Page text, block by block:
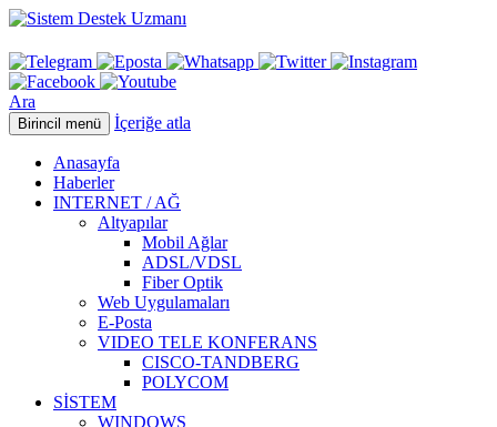
Ara
Birincil menü İçeriğe atla
Anasayfa
Haberler
INTERNET / AĞ
Altyapılar
Mobil Ağlar
ADSL/VDSL
Fiber Optik
Web Uygulamaları
E-Posta
VIDEO TELE KONFERANS
CISCO-TANDBERG
POLYCOM
SİSTEM
WINDOWS